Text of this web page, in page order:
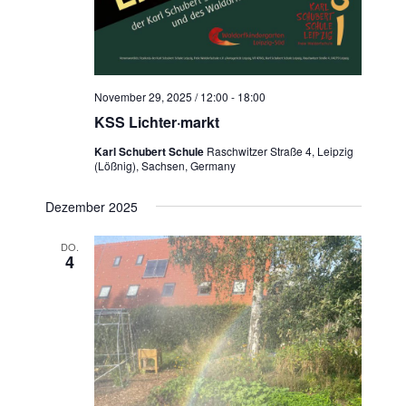
KSS Lichter·markt
November 29, 2025 / 12:00 - 18:00
Karl Schubert Schule Raschwitzer Straße 4, Leipzig
(Lößnig), Sachsen, Germany
Dezember 2025
DO.
4